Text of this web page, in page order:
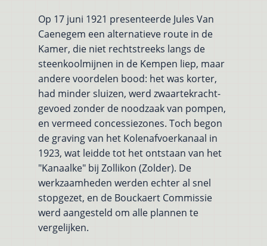
Op 17 juni 1921 presenteerde Jules Van
Caenegem een alternatieve route in de
Kamer, die niet rechtstreeks langs de
steenkoolmijnen in de Kempen liep, maar
andere voordelen bood: het was korter,
had minder sluizen, werd zwaartekracht-
gevoed zonder de noodzaak van pompen,
en vermeed concessiezones. Toch begon
de graving van het Kolenafvoerkanaal in
1923, wat leidde tot het ontstaan van het
"Kanaalke" bij Zollikon (Zolder). De
werkzaamheden werden echter al snel
stopgezet, en de Bouckaert Commissie
werd aangesteld om alle plannen te
vergelijken.